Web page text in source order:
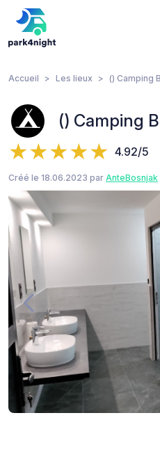
Accueil Les lieux () Camping
() Camping
4.92/5
Créé le 18.06.2023 par AnteBosnjak